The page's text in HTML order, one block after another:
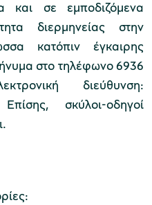
και σε εμποδιζόμενα
διερμηνείας στην
κατόπιν έγκαιρης
στο τηλέφωνο 6936
διεύθυνση:
σκύλοι-οδηγοί